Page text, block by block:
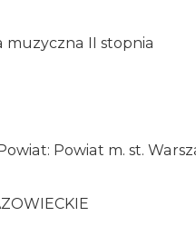
muzyczna II stopnia
Powiat m. st.